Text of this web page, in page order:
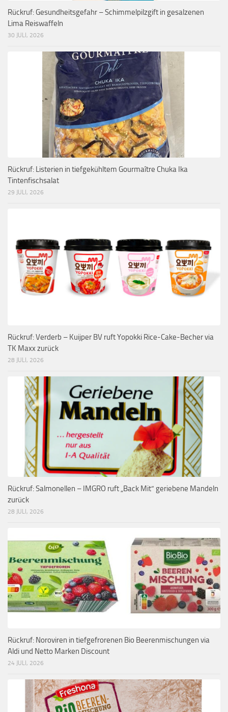
Rückruf: Gesundheitsgefahr – Schimmelpilzgift in gesalzenen
Lima Reiswaffeln
30 JULI, 2026
Rückruf: Listerien in tiefgekühltem Gourmaître Chuka Ika
Tintenfischsalat
29 JULI, 2026
Rückruf: Verderb – Kuijper BV ruft Yopokki Rice-Cake-Becher via
TK Maxx zurück
28 JULI, 2026
Rückruf: Salmonellen – IMGRO ruft „Back Mit“ geriebene Mandeln
zurück
28 JULI, 2026
Rückruf: Noroviren in tiefgefrorenen Bio Beerenmischungen via
Aldi und Netto Marken Discount
24 JULI, 2026